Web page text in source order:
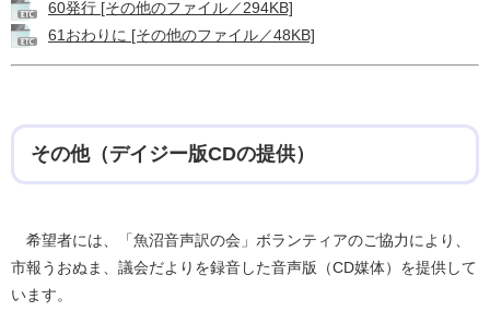
60発行 [その他のファイル／294KB]
61おわりに [その他のファイル／48KB]
その他（デイジー版CDの提供）
希望者には、「魚沼音声訳の会」ボランティアのご協力により、
市報うおぬま、議会だよりを録音した音声版（CD媒体）を提供して
います。